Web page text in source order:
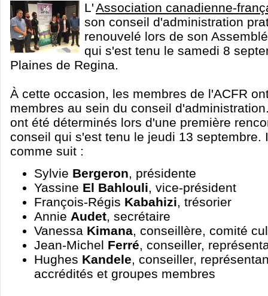
L'Association canadienne-
son conseil d'administration
renouvelé lors de son
qui s'est tenu le samedi 8
Plaines de Regina.
À cette occasion, les membres de l'ACFR
membres au sein du conseil
ont été déterminés lors d'une première
conseil qui s'est tenu le jeudi 13 septembre.
comme suit :
Sylvie Bergeron, présidente
Yassine El Bahlouli, vice-président
François-Régis Kabahizi, trésorier
Annie Audet, secrétaire
Vanessa Kimana, conseillère, comité
Jean-Michel Ferré, conseiller,
Hughes Kandele, conseiller,
accrédités et groupes membres